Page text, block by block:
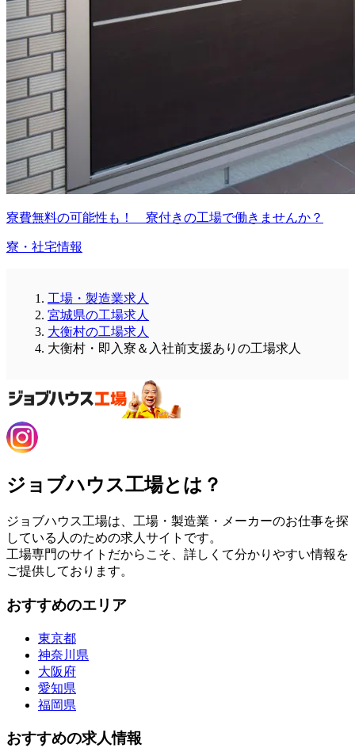
寮費無料の可能性も！ 寮付きの工場で働きませんか？
寮・社宅情報
工場・製造業求人
宮城県の工場求人
大衡村の工場求人
大衡村・即入寮＆入社前支援ありの工場求人
ジョブハウス工場とは？
ジョブハウス工場は、工場・製造業・メーカーのお仕事を探
している人のための求人サイトです。
工場専門のサイトだからこそ、詳しくて分かりやすい情報を
ご提供しております。
おすすめのエリア
東京都
神奈川県
大阪府
愛知県
福岡県
おすすめの求人情報